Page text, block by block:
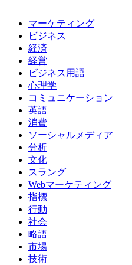
マーケティング
ビジネス
経済
経営
ビジネス用語
心理学
コミュニケーション
英語
消費
ソーシャルメディア
分析
文化
スラング
Webマーケティング
指標
行動
社会
略語
市場
技術